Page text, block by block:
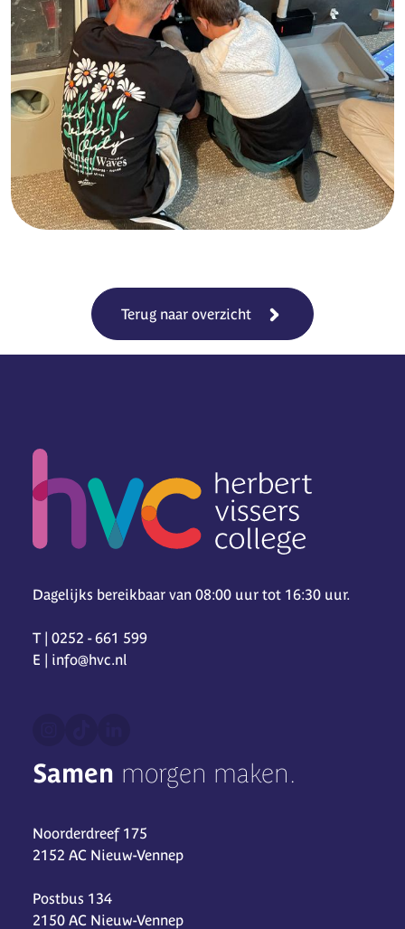
Terug naar overzicht
Dagelijks bereikbaar van 08:00 uur tot 16:30 uur.
T | 0252 - 661 599
E | info@hvc.nl
Samen morgen maken.
Noorderdreef 175
2152 AC Nieuw-Vennep
Postbus 134
2150 AC Nieuw-Vennep